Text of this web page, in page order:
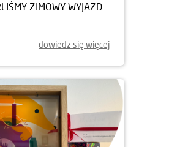
ZIMOWY WYJAZD
dowiedz się więcej